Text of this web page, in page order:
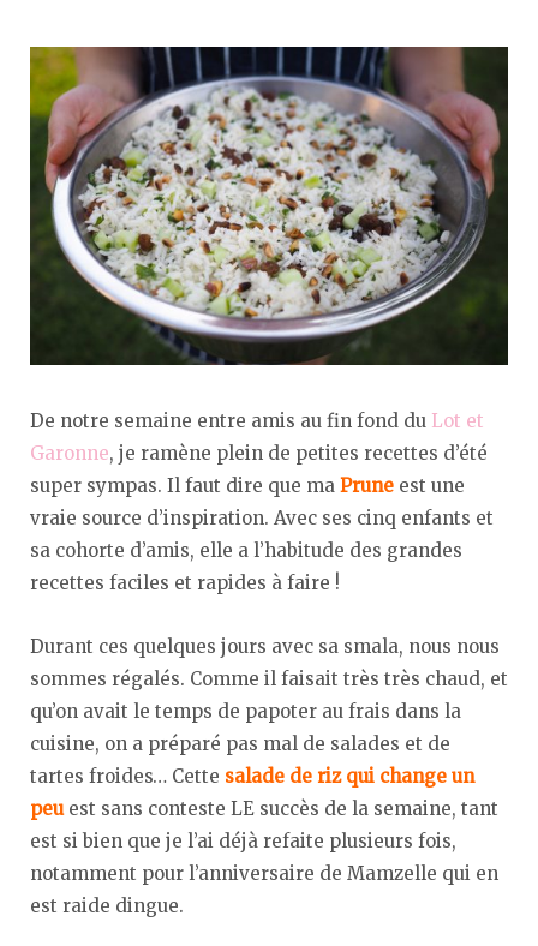
De notre semaine entre amis au fin fond du Lot et
Garonne, je ramène plein de petites recettes d’été
super sympas. Il faut dire que ma Prune est une
vraie source d’inspiration. Avec ses cinq enfants et
sa cohorte d’amis, elle a l’habitude des grandes
recettes faciles et rapides à faire !
Durant ces quelques jours avec sa smala, nous nous
sommes régalés. Comme il faisait très très chaud, et
qu’on avait le temps de papoter au frais dans la
cuisine, on a préparé pas mal de salades et de
tartes froides… Cette salade de riz qui change un
peuest sans conteste LE succès de la semaine, tant
est si bien que je l’ai déjà refaite plusieurs fois,
notamment pour l’anniversaire de Mamzelle qui en
est raide dingue.